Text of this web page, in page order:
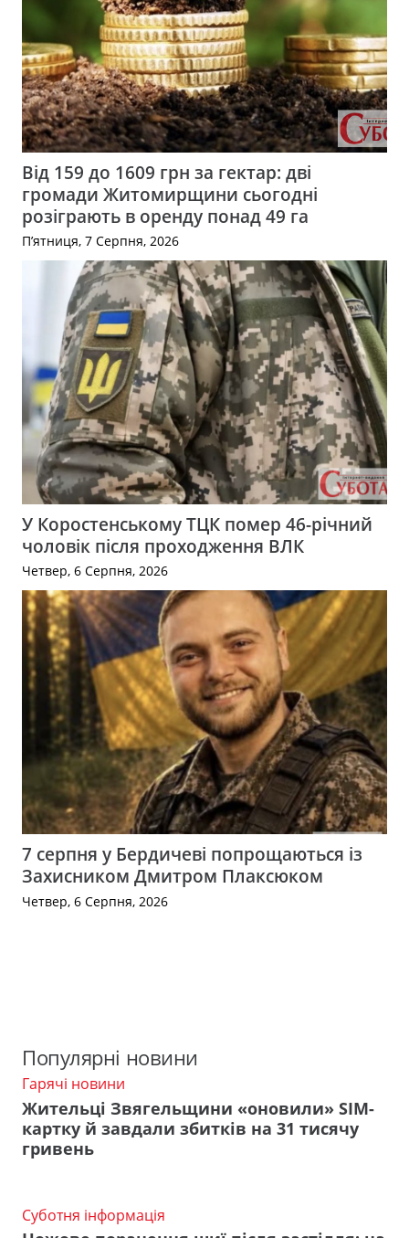
Від 159 до 1609 грн за гектар: дві
громади Житомирщини сьогодні
розіграють в оренду понад 49 га
П’ятниця, 7 Серпня, 2026
У Коростенському ТЦК помер 46-річний
чоловік після проходження ВЛК
Четвер, 6 Серпня, 2026
7 серпня у Бердичеві попрощаються із
Захисником Дмитром Плаксюком
Четвер, 6 Серпня, 2026
Популярні новини
Гарячі новини
Жительці Звягельщини «оновили» SIM-
картку й завдали збитків на 31 тисячу
гривень
Суботня інформація